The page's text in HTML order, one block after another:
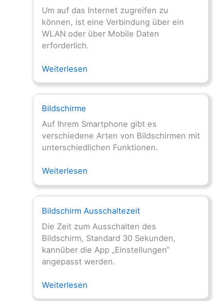
Um auf das Internet zugreifen zu
können, ist eine Verbindung über ein
WLAN oder über Mobile Daten
erforderlich.
Weiterlesen
Bildschirme
Auf Ihrem Smartphone gibt es
verschiedene Arten von Bildschirmen mit
unterschiedlichen Funktionen.
Weiterlesen
Bildschirm Ausschaltezeit
Die Zeit zum Ausschalten des
Bildschirm, Standard 30 Sekunden,
kannüber die App „Einstellungen“
angepasst werden.
Weiterlesen